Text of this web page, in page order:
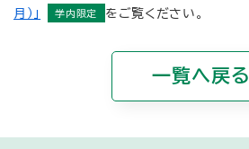
お問い合わせ先
Français
Bahasa Indonesia
月）」
をご覧ください。
一覧へ戻る